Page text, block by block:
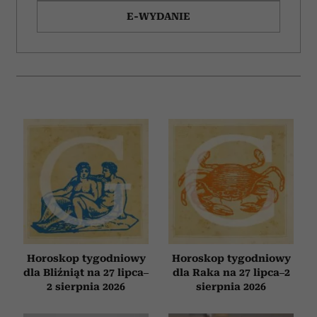
korzystasz z naszej witryny, udostępniamy partnerom
społecznościowym, reklamowym i analitycznym.
Partnerzy mogą połączyć te informacje z innymi danymi
E-WYDANIE
Horoskop tygodniowy
dla Bliźniąt na 27 lipca–
2 sierpnia 2026
Horoskop tygodniowy
dla Raka na 27 lipca–2
sierpnia 2026